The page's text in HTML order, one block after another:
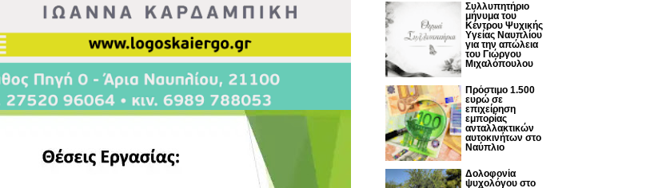
Συλλυπητήριο
μήνυμα του
Κέντρου Ψυχικής
Υγείας Ναυπλίου
για την απώλεια
του Γιώργου
Μιχαλόπουλου
Πρόστιμο 1.500
ευρώ σε
επιχείρηση
εμπορίας
ανταλλακτικών
αυτοκινήτων στο
Ναύπλιο
Δολοφονία
ψυχολόγου στο